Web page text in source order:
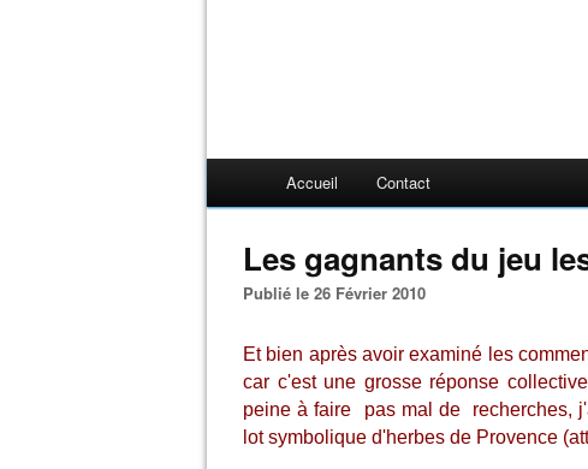
Accueil Contact
Les gagnants du jeu
Publié le 26 Février 2010
Et bien après avoir examiné les
car c'est une grosse réponse
peine à faire pas mal de recherches,
lot symbolique d'herbes de Provence